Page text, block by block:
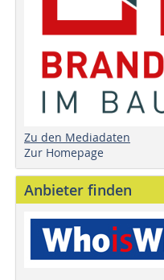
Zu den Mediadaten
Zur Homepage
Anbieter finden